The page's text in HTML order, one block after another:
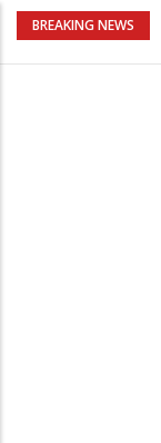
BREAKING NEWS